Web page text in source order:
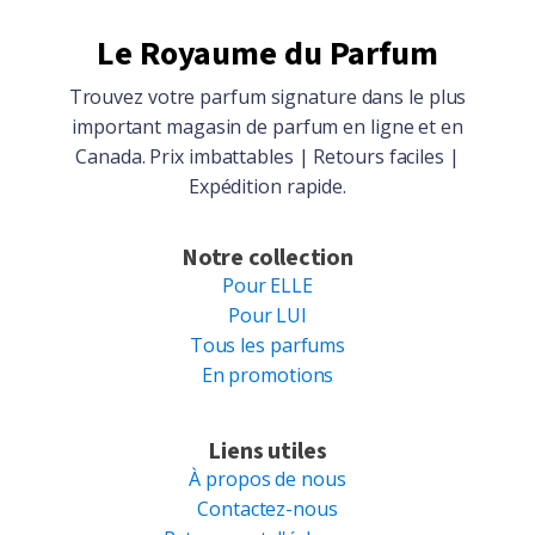
Le Royaume du Parfum
Trouvez votre parfum signature dans le plus
important magasin de parfum en ligne et en
Canada. Prix imbattables | Retours faciles |
Expédition rapide.
Notre collection
Pour ELLE
Pour LUI
Tous les parfums
En promotions
Liens utiles
À propos de nous
Contactez-nous